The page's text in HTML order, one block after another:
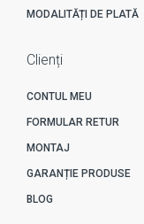
MODALITĂȚI DE PLATĂ
Clienți
CONTUL MEU
FORMULAR RETUR
MONTAJ
GARANȚIE PRODUSE
BLOG